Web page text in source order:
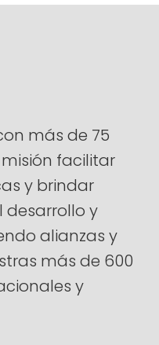
más de 75
facilitar
y brindar
desarrollo y
alianzas y
más de 600
y